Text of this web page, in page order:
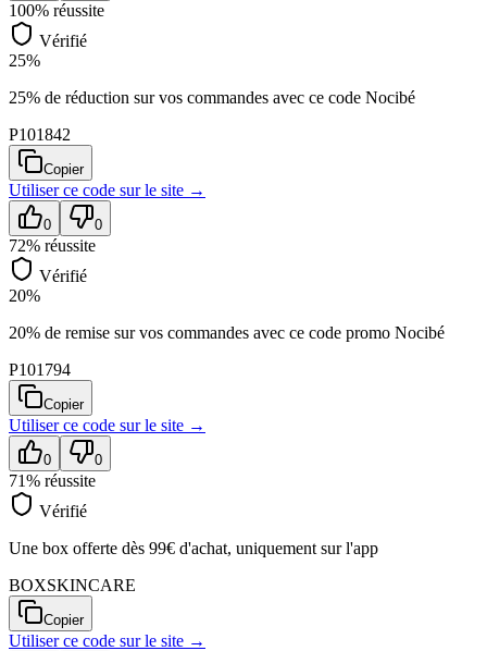
100% réussite
Vérifié
25%
25% de réduction sur vos commandes avec ce code Nocibé
P101842
Copier
Utiliser ce code surle site →
0 0
72% réussite
Vérifié
20%
20% de remise sur vos commandes avec ce code promo Nocibé
P101794
Copier
Utiliser ce code surle site →
0 0
71% réussite
Vérifié
Une box offerte dès 99€ d'achat, uniquement sur l'app
BOXSKINCARE
Copier
Utiliser ce code surle site →